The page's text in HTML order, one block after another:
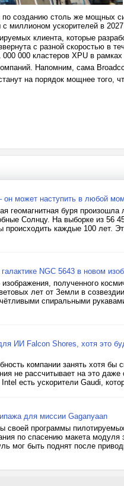
созданию столь же мощных
с миллионом ускорителей в
клиента, которые
с разной скоростью в
000 кластеров XPU в
Напомним, сама
на порядок мощнее того,
может наступить в любой
геомагнитная буря
Солнцу. На выборке из 56
каждые 100 лет.
NGC 5643 в новом
полученного
лет от Земли в
спиральными
ИИ Falcon Shores, хотя это
компании занять хотя бы
не рассчитывает на это
есть ускорители Gaudi,
для миссии Gaganyaan
своей программы
по спасению макета модуля
мог быть поднят после